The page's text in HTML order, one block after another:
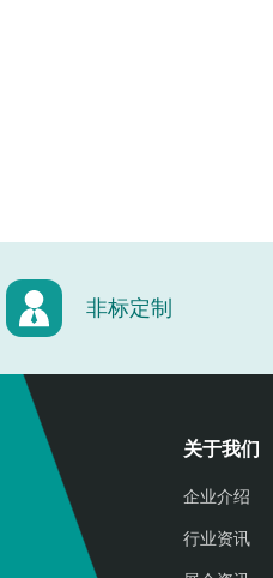
非标定制
关于我们
企业介绍
行业资讯